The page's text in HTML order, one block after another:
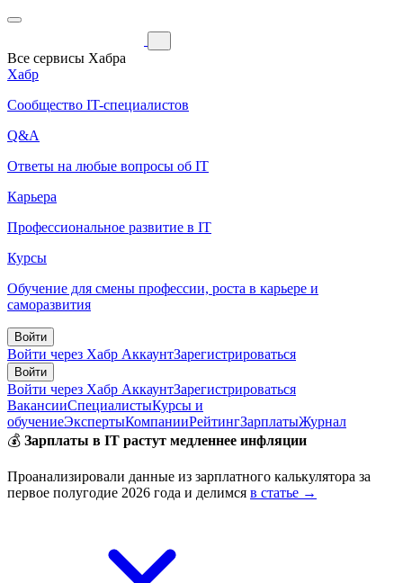
Все сервисы Хабра
Хабр
Сообщество IT-специалистов
Q&A
Ответы на любые вопросы об IT
Карьера
Профессиональное развитие в IT
Курсы
Обучение для смены профессии, роста в карьере и
саморазвития
Войти
Войти через Хабр АккаунтЗарегистрироваться
Войти
Войти через Хабр АккаунтЗарегистрироваться
ВакансииСпециалистыКурсы и
обучениеЭкспертыКомпанииРейтингЗарплатыЖурнал
💰 Зарплаты в IT растут медленнее инфляции
Проанализировали данные из зарплатного калькулятора за
первое полугодие 2026 года и делимся в статье →